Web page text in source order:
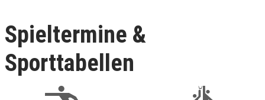
Spieltermine &
Sporttabellen